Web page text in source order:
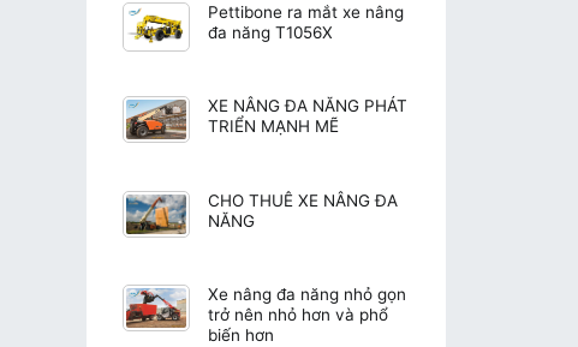
Pettibone ra mắt xe nâng
đa năng T1056X
XE NÂNG ĐA NĂNG PHÁT
TRIỂN MẠNH MẼ
CHO THUÊ XE NÂNG ĐA
NĂNG
Xe nâng đa năng nhỏ gọn
trở nên nhỏ hơn và phổ
biến hơn